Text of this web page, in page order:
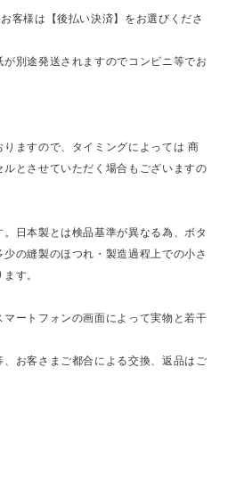
客様は【後払い決済】をお選びくださ
別途発送されますのでコンビニ等でお
りますので、タイミングによっては 商
とさせていただく場合もございますの
。日本製とは検品基準が異なる為、ボタ
の縫製のほつれ・製造過程上での小さ
す。
マートフォンの画面によって実物と若干
、お客さまご都合による交換、返品はご